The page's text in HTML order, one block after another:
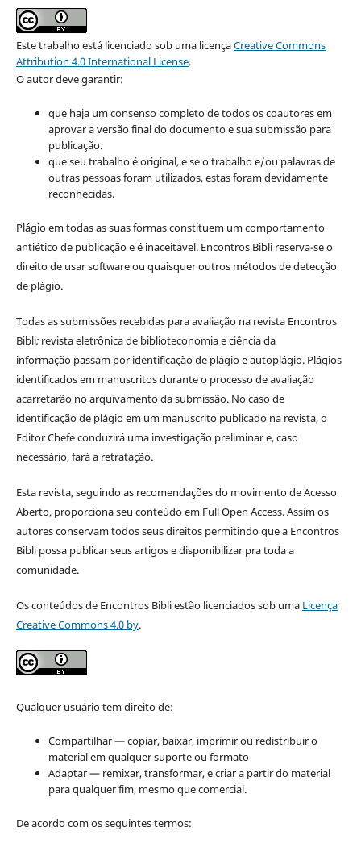
Este trabalho está licenciado sob uma licençaCreative Commons
Attribution 4.0 International License.
O autor deve garantir:
que haja um consenso completo de todos os coautores em
aprovar a versão final do documento e sua submissão para
publicação.
que seu trabalho é original, e se o trabalho e/ou palavras de
outras pessoas foram utilizados, estas foram devidamente
reconhecidas.
Plágio em todas as suas formas constituem um comportamento
antiético de publicação e é inaceitável. Encontros Bibli reserva-se o
direito de usar software ou quaisquer outros métodos de detecção
de plágio.
Todas as submissões recebidas para avaliação na revista Encontros
Bibli: revista eletrônica de biblioteconomia e ciência da
informaçãopassam por identificação de plágio e autoplágio. Plágios
identificados em manuscritos durante o processo de avaliação
acarretarão no arquivamento da submissão. No caso de
identificação de plágio em um manuscrito publicado na revista, o
Editor Chefe conduzirá uma investigação preliminar e, caso
necessário, fará a retratação.
Esta revista, seguindo as recomendações do movimento de Acesso
Aberto, proporciona seu conteúdo em Full Open Access. Assim os
autores conservam todos seus direitos permitindo que a Encontros
Bibli possa publicar seus artigos e disponibilizar pra toda a
comunidade.
Os conteúdos de Encontros Bibli estão licenciados sob uma Licença
Creative Commons 4.0 by.
Qualquer usuário tem direito de:
Compartilhar — copiar, baixar, imprimir ou redistribuir o
material em qualquer suporte ou formato
Adaptar — remixar, transformar, e criar a partir do material
para qualquer fim, mesmo que comercial.
De acordo com os seguintes termos: